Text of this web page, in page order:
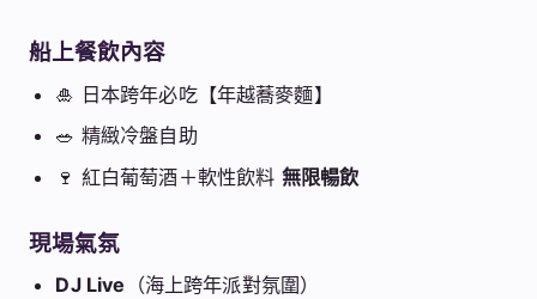
船上餐飲內容
🎍 日本跨年必吃【年越蕎麥麵】
🥗 精緻冷盤自助
🍷 紅白葡萄酒＋軟性飲料 無限暢飲
現場氣氛
DJ Live （海上跨年派對氛圍）